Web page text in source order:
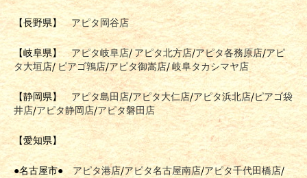
【長野県】アピタ岡谷店
【岐阜県】アピタ岐阜店/ アピタ北方店/アピタ各務原店/アピ
タ大垣店/ ピアゴ鶉店/アピタ御嵩店/岐阜タカシマヤ店
【静岡県】 アピタ島田店/アピタ大仁店/アピタ浜北店/ピアゴ袋
井店/アピタ静岡店/アピタ磐田店
【愛知県】
●名古屋市● アピタ港店/アピタ名古屋南店/アピタ千代田橋店/